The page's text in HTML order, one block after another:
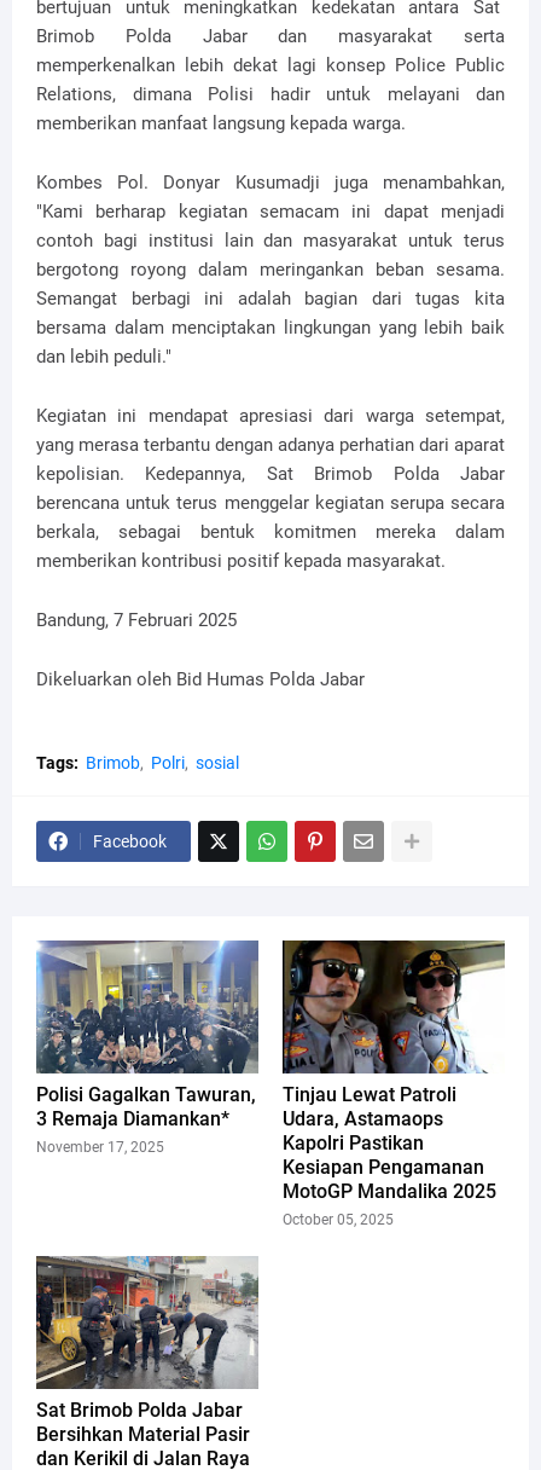
bertujuan untuk meningkatkan kedekatan antara Sat
Brimob Polda Jabar dan masyarakat serta
memperkenalkan lebih dekat lagi konsep Police Public
Relations, dimana Polisi hadir untuk melayani dan
memberikan manfaat langsung kepada warga.
Kombes Pol. Donyar Kusumadji juga menambahkan,
"Kami berharap kegiatan semacam ini dapat menjadi
contoh bagi institusi lain dan masyarakat untuk terus
bergotong royong dalam meringankan beban sesama.
Semangat berbagi ini adalah bagian dari tugas kita
bersama dalam menciptakan lingkungan yang lebih baik
dan lebih peduli."
Kegiatan ini mendapat apresiasi dari warga setempat,
yang merasa terbantu dengan adanya perhatian dari aparat
kepolisian. Kedepannya, Sat Brimob Polda Jabar
berencana untuk terus menggelar kegiatan serupa secara
berkala, sebagai bentuk komitmen mereka dalam
memberikan kontribusi positif kepada masyarakat.
Bandung, 7 Februari 2025
Dikeluarkan oleh Bid Humas Polda Jabar
Tags: Brimob Polri sosial
Facebook
Polisi Gagalkan Tawuran,
3 Remaja Diamankan*
November 17, 2025
Tinjau Lewat Patroli
Udara, Astamaops
Kapolri Pastikan
Kesiapan Pengamanan
MotoGP Mandalika 2025
October 05, 2025
Sat Brimob Polda Jabar
Bersihkan Material Pasir
dan Kerikil di Jalan Raya